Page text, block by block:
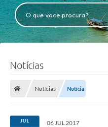
O que voce procura?
Notícias
Notícias Notícia
JUL 06 JUL 2017